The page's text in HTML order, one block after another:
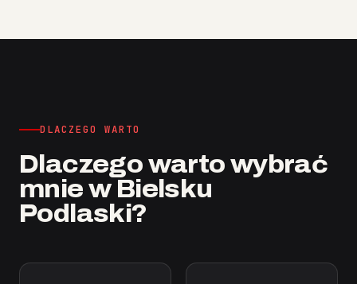
DLACZEGO WARTO
Dlaczego warto wybrać
mnie w Bielsku
Podlaski?